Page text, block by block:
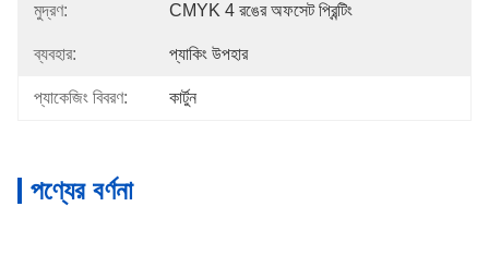
মুদ্রণ: CMYK 4 রঙের অফসেট প্রিন্টিং
ব্যবহার: প্যাকিং উপহার
প্যাকেজিং বিবরণ: কার্টুন
পণ্যের বর্ণনা